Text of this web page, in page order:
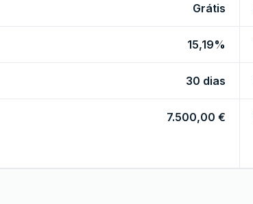
Grátis
15,19%
30 dias
7.500,00 €